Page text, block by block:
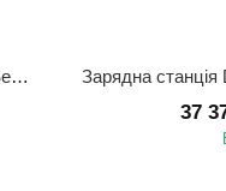
Інтелектуальна батарея DJI Matrice 30 Series TB30 Intelligent Flight Battery
37